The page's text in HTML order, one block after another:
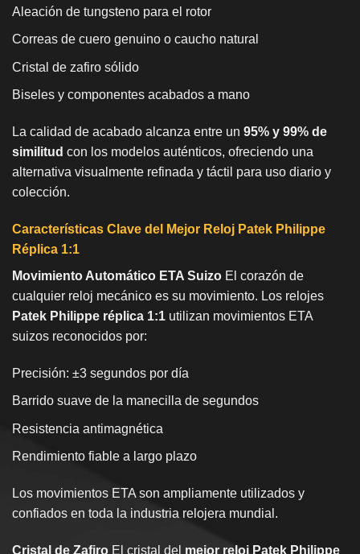
Aleación de tungsteno para el rotor
Correas de cuero genuino o caucho natural
Cristal de zafiro sólido
Biseles y componentes acabados a mano
La calidad de acabado alcanza entre un 95% y 99% de
similitud con los modelos auténticos, ofreciendo una
alternativa visualmente refinada y táctil para uso diario y
colección.
Características Clave del Mejor Reloj Patek Philippe
Réplica 1:1
Movimiento Automático ETA Suizo El corazón de
cualquier reloj mecánico es su movimiento. Los relojes
Patek Philippe réplica 1:1 utilizan movimientos ETA
suizos reconocidos por:
Precisión: ±3 segundos por día
Barrido suave de la manecilla de segundos
Resistencia antimagnética
Rendimiento fiable a largo plazo
Los movimientos ETA son ampliamente utilizados y
confiados en toda la industria relojera mundial.
Cristal de Zafiro El cristal del mejor reloj Patek Philippe